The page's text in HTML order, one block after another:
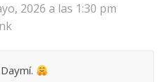
2026 a las 1:30 pm